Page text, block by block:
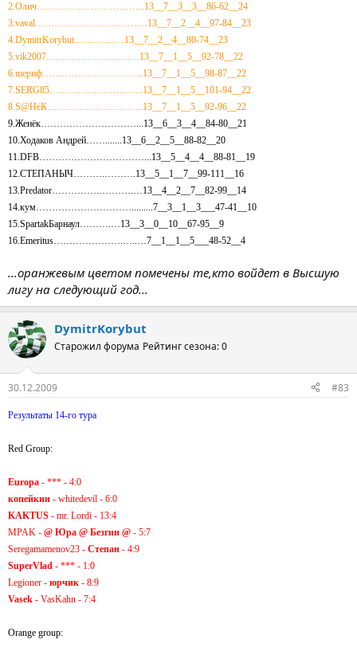
2.Олич…………………………….13__7__3__3__86-62__24
3.vaval……………………………...13__7__2__4__97-84__23
4.DymitrKorybut……….....…13__7__2__4__80-74__23
5.vik2007………….……….….…13__7__1__5__92-78__22
6.шериф…………………………..13__7__1__5__98-87__22
7.SERG85………………….……..13__7__1__5__101-94__22
8.S@HёК……………….….……..13__7__1__5__92-96__22
9.Женёк…………………………...13__6__3__4__84-80__21
10.Ходаков Андрей…….......13__6__2__5__88-82__20
11.DFB……………………………...13__5__4__4__88-81__19
12.СТЕПАНЫЧ……….……….13__5__1__7__99-111__16
13.Predator…………….……….…13__4__2__7__82-99__14
14.кум………………………….........7__3__1__3___47-41__10
15.SpartakБарнаул……….…13__3__0__10__67-95__9
16.Emeritus………………….…..…7__1__1__5___48-52__4
...оранжевым цветом помечены те,кто войдет в Высшую
лигу на следующий год...
DymitrKorybut
Старожил форума Рейтинг сезона: 0
30.12.2009 #83
Результаты 14-го тура
Red Group:
Europa - *** - 4:0
копейкин - whitedevil - 6:0
KAKTUS - mr. Lordi - 13:4
MPAK - @ Юра @ Безгин @ - 5:7
Seregamamenov23 - Степан - 4:9
SuperVlad - *** - 1:0
Legioner - юрчик - 8:9
Vasek - VasKahn - 7:4
Orange group: